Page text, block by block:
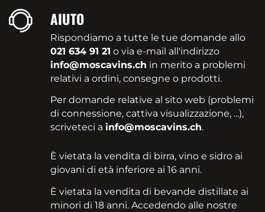
AIUTO
Rispondiamo a tutte le tue domande allo
021 634 91 21 o via e-mail all'indirizzo
info@moscavins.ch in merito a problemi
relativi a ordini, consegne o prodotti.
Per domande relative al sito web (problemi
di connessione, cattiva visualizzazione, ...),
scriveteci a info@moscavins.ch.
È vietata la vendita di birra, vino e sidro ai
giovani di età inferiore ai 16 anni.
È vietata la vendita di bevande distillate ai
minori di 18 anni. Accedendo alle nostre